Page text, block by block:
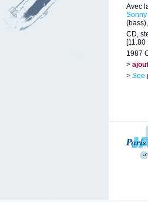
Avec
(bass),
CD,
[11.80
1987
>
> See